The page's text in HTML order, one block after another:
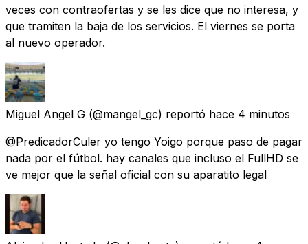
veces con contraofertas y se les dice que no interesa, y
que tramiten la baja de los servicios. El viernes se porta
al nuevo operador.
Miguel Angel G (@mangel_gc) reportó hace 4 minutos
@PredicadorCuler yo tengo Yoigo porque paso de pagar
nada por el fútbol. hay canales que incluso el FullHD se
ve mejor que la señal oficial con su aparatito legal